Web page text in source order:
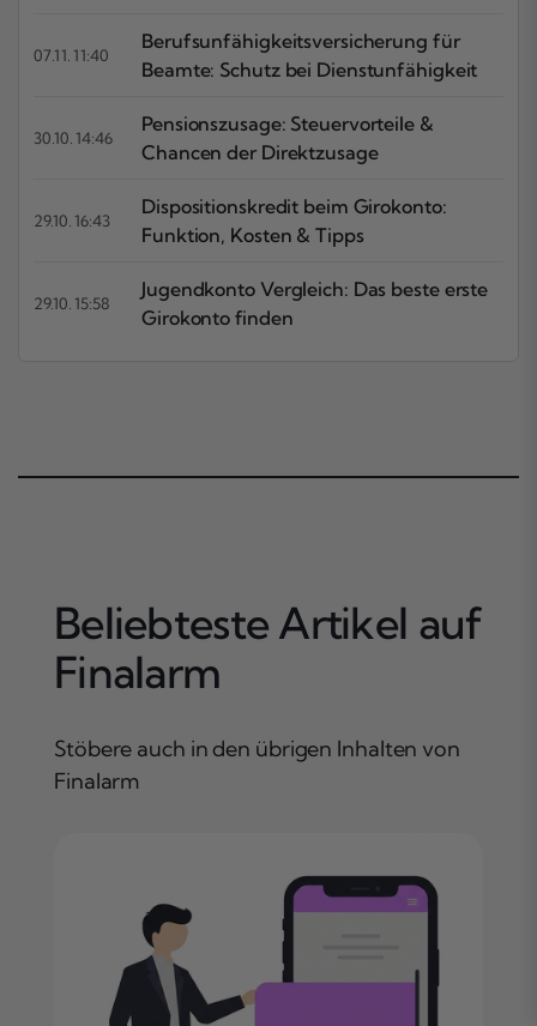
07.11. 11:40
Berufsunfähigkeitsversicherung für
Beamte: Schutz bei Dienstunfähigkeit
30.10. 14:46
Pensionszusage: Steuervorteile &
Chancen der Direktzusage
29.10. 16:43
Dispositionskredit beim Girokonto:
Funktion, Kosten & Tipps
29.10. 15:58
Jugendkonto Vergleich: Das beste erste
Girokonto finden
Beliebteste Artikel auf
Finalarm
Stöbere auch in den übrigen Inhalten von
Finalarm